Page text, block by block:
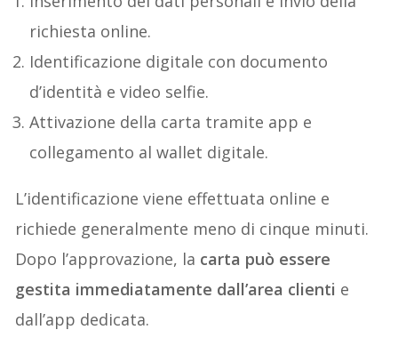
richiesta online.
Identificazione digitale con documento
d’identità e video selfie.
Attivazione della carta tramite app e
collegamento al wallet digitale.
L’identificazione viene effettuata online e
richiede generalmente meno di cinque minuti.
Dopo l’approvazione, la carta può essere
gestita immediatamente dall’area clienti e
dall’app dedicata.